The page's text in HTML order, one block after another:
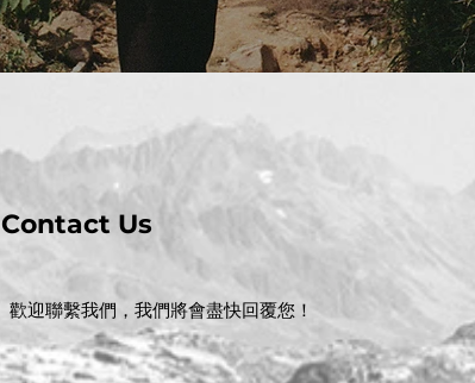
Contact Us
歡迎聯繫我們，我們將會盡快回覆您！